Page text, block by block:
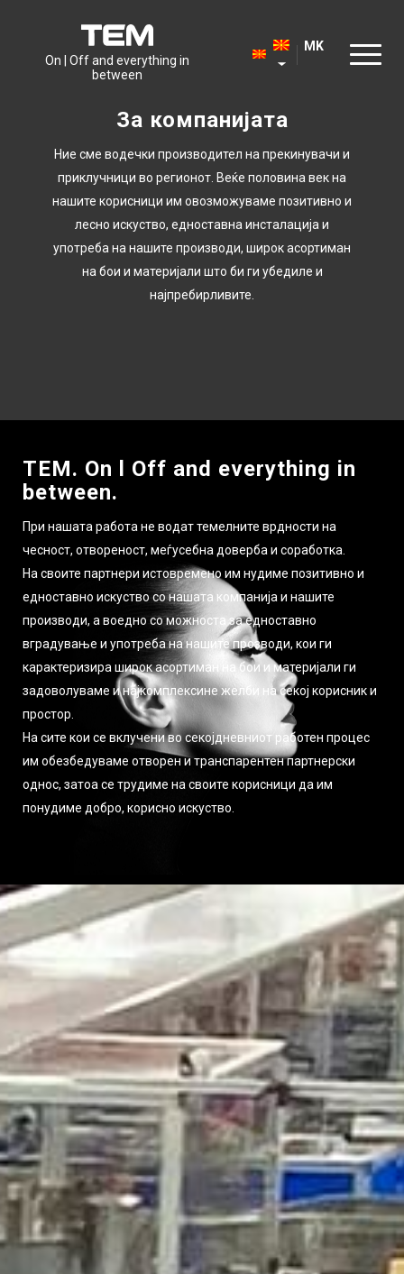
On | Off and everything in
between
MK
За компанијата
Ние сме водечки производител на прекинувачи и
приклучници во регионот. Веќе половина век на
нашите корисници им овозможуваме позитивно и
лесно искуство, едноставна инсталација и
употреба на нашите производи, широк асортиман
на бои и материјали што би ги убедиле и
најпребирливите.
TEM. On l Off and everything in
between.
При нашата работа не водат темелните врдности на
чесност, отвореност, меѓусебна доверба и соработка.
На своите партнери истовремено им нудиме позитивно и
едноставно искуство со нашата компанија и нашите
производи, а воедно со можноста за едноставно
вградување и употреба на нашите прозводи, кои ги
карактеризира широк асортиман на бои и материјали ги
задоволуваме и најкомплексине желби на секој корисник и
простор.
На сите кои се вклучени во секојдневниот работен процес
им обезбедуваме отворен и транспарентен партнерски
однос, затоа се трудиме на своите корисници да им
понудиме добро, корисно искуство.